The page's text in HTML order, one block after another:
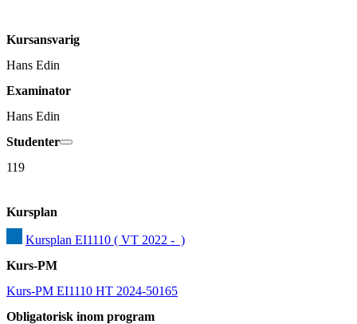
Kursansvarig
Hans Edin
Examinator
Hans Edin
Studenter
119
Kursplan
Kursplan EI1110 ( VT 2022 -  )
Kurs-PM
Kurs-PM EI1110 HT 2024-50165
Obligatorisk inom program